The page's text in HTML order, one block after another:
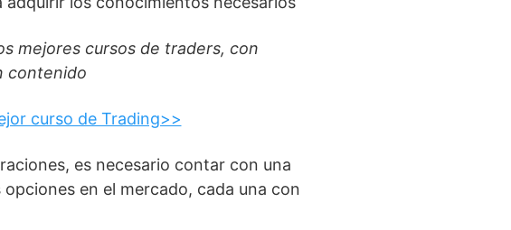
mejores cursos de traders, con
contenido
curso de Trading>>
es necesario contar con una
en el mercado, cada una con